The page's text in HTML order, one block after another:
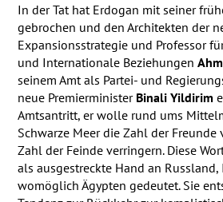
In der Tat hat Erdogan mit seiner
gebrochen und den Architekten der
Expansionsstrategie und Professor
und Internationale Beziehungen
seinem Amt als Partei- und
neue Premierminister Binali Yildirim
Amtsantritt, er wolle rund ums
Schwarze Meer die Zahl der
Zahl der Feinde verringern. Diese
als ausgestreckte Hand an Russland,
womöglich Ägypten gedeutet. Sie